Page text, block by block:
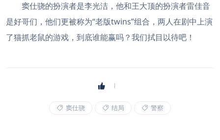
窦仕骁的扮演者是李光洁，他和王大顶的扮演者雷佳音
是好哥们，他们更被称为“老版twins”组合，两人在剧中上演
了猫抓老鼠的游戏，到底谁能赢吗？我们拭目以待吧！
窦仕骁 结局 警察